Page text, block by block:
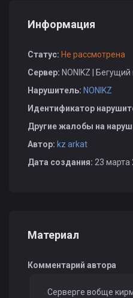
Информация
Статус: Не рассмотрена
Сервер: NONIKZ |
Нарушитель: NONIKZ
Идентификатор
Другие жалобы на
Автор: kz arkat
Дата создания: 23 марта
Материал
Комментарий автора
Серверге вобще